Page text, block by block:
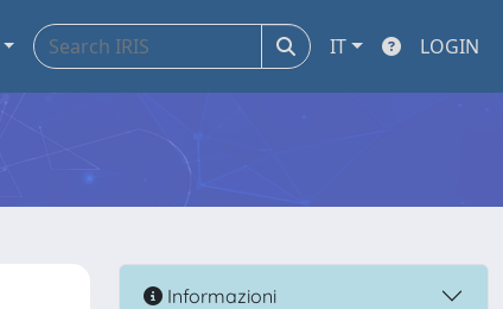
IT LOGIN
Informazioni